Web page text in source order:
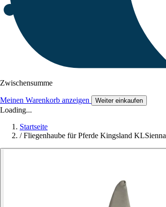
Zwischensumme
Meinen Warenkorb anzeigen Weiter einkaufen
Loading...
Startseite
/ Fliegenhaube für Pferde Kingsland KLSienna